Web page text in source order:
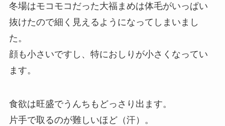
冬場はモコモコだった大福まめは体毛がいっぱい
抜けたので細く見えるようになってしまいまし
た。
顔も小さいですし、特におしりが小さくなってい
ます。
食欲は旺盛でうんちもどっさり出ます。
片手で取るのが難しいほど（汗）。